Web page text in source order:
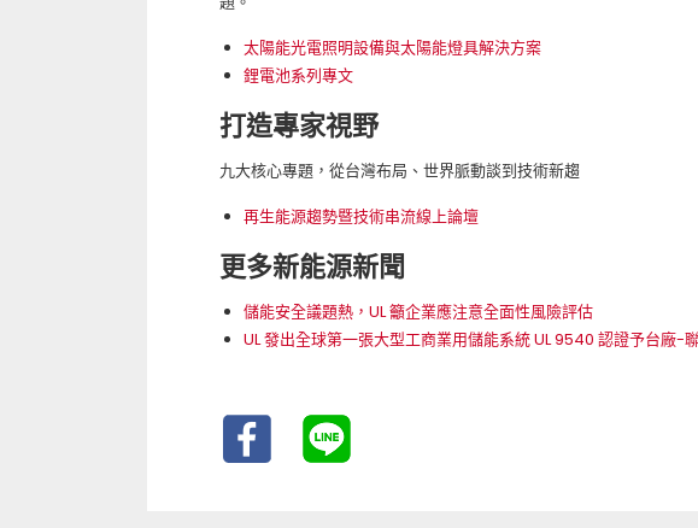
太陽能光電照明設備與太陽能燈具解決方案
鋰電池系列專文
打造專家視野
九大核心專題，從台灣布局、世界脈動談到技術新趨
再生能源趨勢暨技術串流線上論壇
更多新能源新聞
儲能安全議題熱，UL 籲企業應注意全面性風險評估
UL 發出全球第一張大型工商業用儲能系統 UL 9540 認證予台廠-